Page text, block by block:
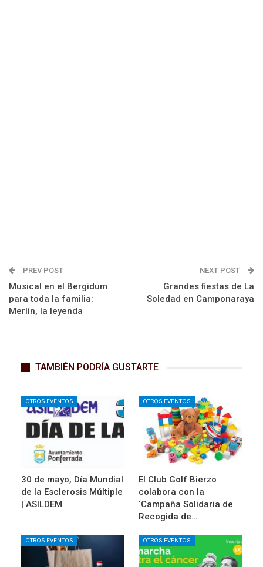
PREV POST
Musical en el Bergidum
para toda la familia:
Merlín, la leyenda
NEXT POST
Grandes fiestas de La
Soledad en Camponaraya
TAMBIÉN PODRÍA GUSTARTE
OTROS EVENTOS
30 de mayo, Día Mundial
de la Esclerosis Múltiple
| ASILDEM
OTROS EVENTOS
El Club Golf Bierzo
colabora con la
‘Campaña Solidaria de
Recogida de…
OTROS EVENTOS OTROS EVENTOS